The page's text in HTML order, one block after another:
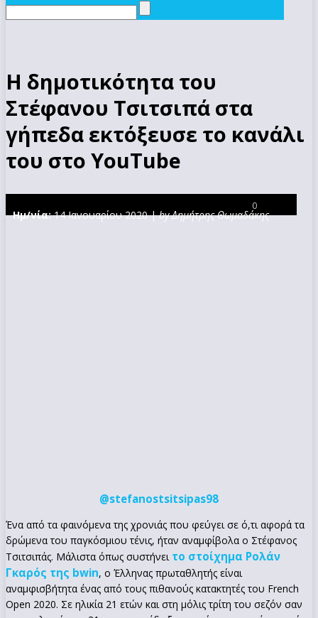
Η δημοτικότητα του
Στέφανου Τσιτσιπά στα
γήπεδα εκτόξευσε το κανάλι
του στο YouTube
Ημ/νία:14 Ιανουαρίου 2020 |by Δημήτρης Θωμαδάκης
0
@stefanostsitsipas98
Ένα από τα φαινόμενα της χρονιάς που φεύγει σε ό,τι αφορά τα
δρώμενα του παγκόσμιου τένις, ήταν αναμφίβολα ο Στέφανος
Τσιτσιπάς. Μάλιστα όπως συστήνει το στοίχημα Ρολάν
Γκαρός της bwin, ο Έλληνας πρωταθλητής είναι
αναμφισβήτητα ένας από τους πιθανούς κατακτητές του French
Open 2020. Σε ηλικία 21 ετών και στη μόλις τρίτη του σεζόν σαν